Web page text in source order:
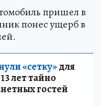
пришел в
понес ущерб в
«сетку»для
лет тайно
гостей